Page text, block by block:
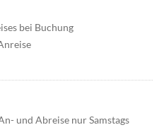
bei Buchung
und Abreise nur Samstags